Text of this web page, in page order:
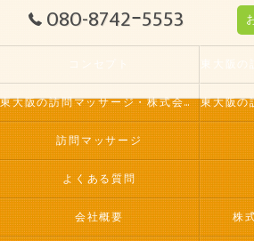
080-8742ｰ5553
コンセプト
東大阪の訪問マッサージ・株式会社ケアフィールドの評判
訪問マッサージ
よくある質問
会社概要 株